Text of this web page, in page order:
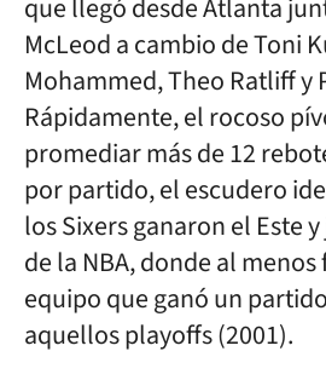
que llegó desde Atlanta
McLeod a cambio de Toni
Mohammed, Theo Ratliff y
Rápidamente, el rocoso
promediar más de 12
por partido, el escudero
los Sixers ganaron el Este
de la NBA, donde al
equipo que ganó un
aquellos playoffs (2001).